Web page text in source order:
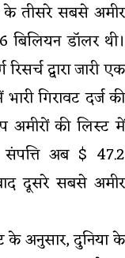
के तीसरे सबसे अमीर
डॉलर थी।
द्वारा जारी एक
गिरावट दर्ज की
अमीरों की लिस्ट में
अब $ 47.2
दूसरे सबसे अमीर
के अनुसार, दुनिया के